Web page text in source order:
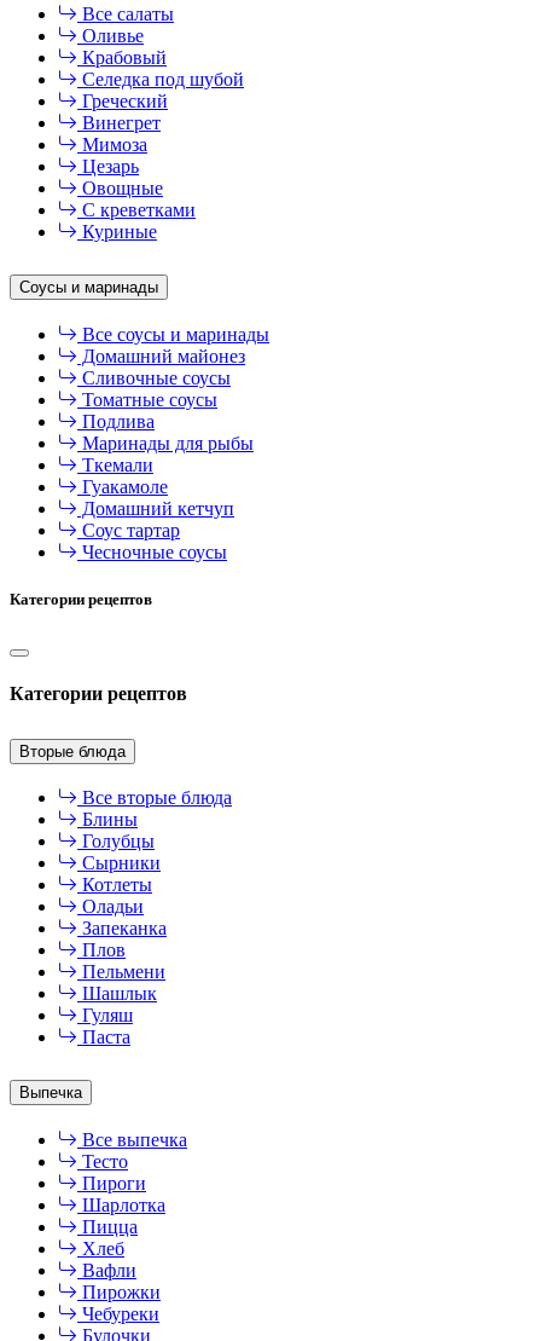
Все салаты
Оливье
Крабовый
Селедка под шубой
Греческий
Винегрет
Мимоза
Цезарь
Овощные
С креветками
Куриные
Соусы и маринады
Все соусы и маринады
Домашний майонез
Сливочные соусы
Томатные соусы
Подлива
Маринады для рыбы
Ткемали
Гуакамоле
Домашний кетчуп
Соус тартар
Чесночные соусы
Категории рецептов
Категории рецептов
Вторые блюда
Все вторые блюда
Блины
Голубцы
Сырники
Котлеты
Оладьи
Запеканка
Плов
Пельмени
Шашлык
Гуляш
Паста
Выпечка
Все выпечка
Тесто
Пироги
Шарлотка
Пицца
Хлеб
Вафли
Пирожки
Чебуреки
Булочки